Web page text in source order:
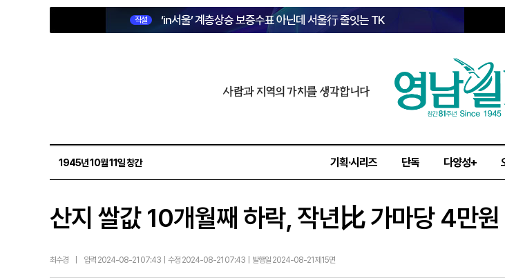
직설 ‘in서울’ 계층상승 보증수표 아닌데 서울行 줄잇는 TK
사람과 지역의 가치를 생각합니다
1945년 10월 11일 창간 기획·시리즈 단독 다양성+
산지 쌀값 10개월째 하락, 작년比 가마당 4만원
최수경 입력 2024-08-21 07:43 | 수정 2024-08-21 07:43 | 발행일 2024-08-21 제15면